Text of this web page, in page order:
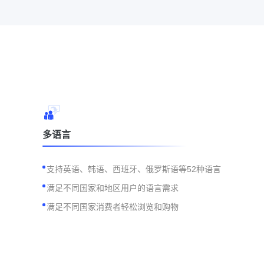
多语言
支持英语、韩语、西班牙、俄罗斯语等52种语言
满足不同国家和地区用户的语言需求
满足不同国家消费者轻松浏览和购物